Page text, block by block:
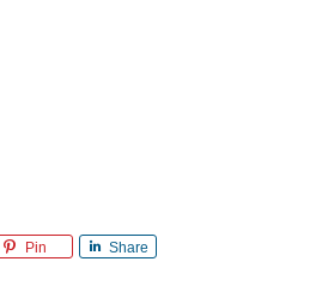
Pin Share